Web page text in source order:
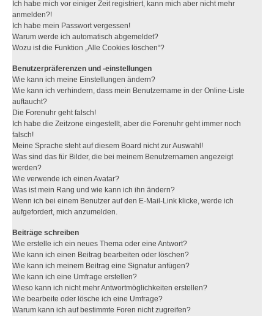
Ich habe mich vor einiger Zeit registriert, kann mich aber nicht mehr
anmelden?!
Ich habe mein Passwort vergessen!
Warum werde ich automatisch abgemeldet?
Wozu ist die Funktion „Alle Cookies löschen“?
Benutzerpräferenzen und -einstellungen
Wie kann ich meine Einstellungen ändern?
Wie kann ich verhindern, dass mein Benutzername in der Online-Liste
auftaucht?
Die Forenuhr geht falsch!
Ich habe die Zeitzone eingestellt, aber die Forenuhr geht immer noch
falsch!
Meine Sprache steht auf diesem Board nicht zur Auswahl!
Was sind das für Bilder, die bei meinem Benutzernamen angezeigt
werden?
Wie verwende ich einen Avatar?
Was ist mein Rang und wie kann ich ihn ändern?
Wenn ich bei einem Benutzer auf den E-Mail-Link klicke, werde ich
aufgefordert, mich anzumelden.
Beiträge schreiben
Wie erstelle ich ein neues Thema oder eine Antwort?
Wie kann ich einen Beitrag bearbeiten oder löschen?
Wie kann ich meinem Beitrag eine Signatur anfügen?
Wie kann ich eine Umfrage erstellen?
Wieso kann ich nicht mehr Antwortmöglichkeiten erstellen?
Wie bearbeite oder lösche ich eine Umfrage?
Warum kann ich auf bestimmte Foren nicht zugreifen?